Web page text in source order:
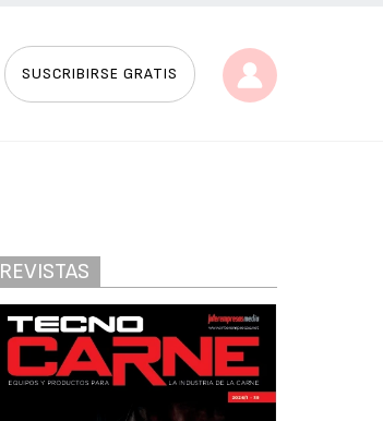
SUSCRIBIRSE GRATIS
REVISTAS